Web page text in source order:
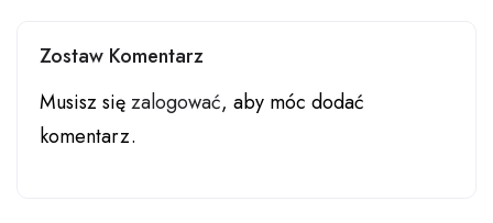
Zostaw Komentarz
Musisz sięzalogować, aby móc dodać
komentarz.